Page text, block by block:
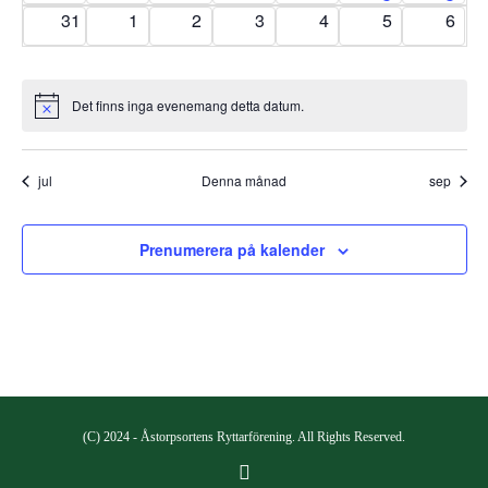
0
evenemang
31
0
evenemang
1
0
evenemang
2
0
evenemang
3
0
evenemang
4
0
evenemang
5
0
6
Notis Det finns inga evenemang detta datum.
jul Denna månad sep
Prenumerera på kalender
(C) 2024 - Åstorpsortens Ryttarförening. All Rights Reserved.